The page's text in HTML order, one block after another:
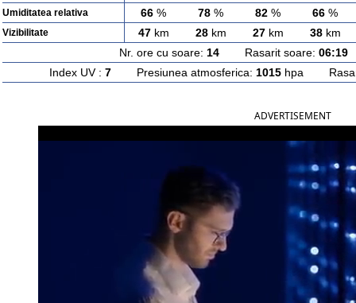
Umiditatea relativa 66 % 78 % 82 % 66 %
Vizibilitate 47km 28km 27km 38km
Nr. ore cu soare: 14Rasarit soare: 06:19
Index UV : 7Presiunea atmosferica: 1015hpa
ADVERTISEMENT